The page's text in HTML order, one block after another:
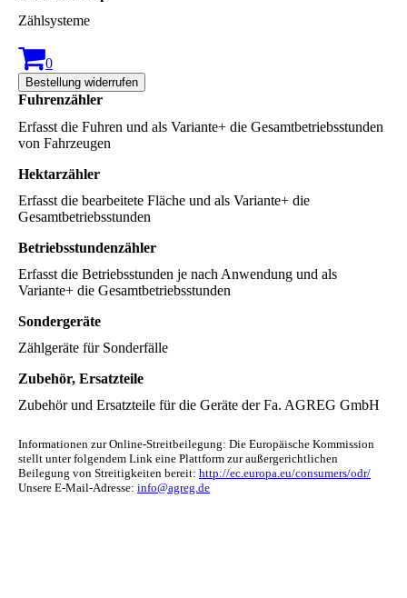
Zählsysteme
0
Bestellung widerrufen
Fuhrenzähler
Erfasst die Fuhren und als Variante+ die Gesamtbetriebsstunden
von Fahrzeugen
Hektarzähler
Erfasst die bearbeitete Fläche und als Variante+ die
Gesamtbetriebsstunden
Betriebsstundenzähler
Erfasst die Betriebsstunden je nach Anwendung und als
Variante+ die Gesamtbetriebsstunden
Sondergeräte
Zählgeräte für Sonderfälle
Zubehör, Ersatzteile
Zubehör und Ersatzteile für die Geräte der Fa. AGREG GmbH
Informationen zur Online-Streitbeilegung: Die Europäische Kommission
stellt unter folgendem Link eine Plattform zur außergerichtlichen
Beilegung von Streitigkeiten bereit: http://ec.europa.eu/consumers/odr/
Unsere E-Mail-Adresse: info@agreg.de